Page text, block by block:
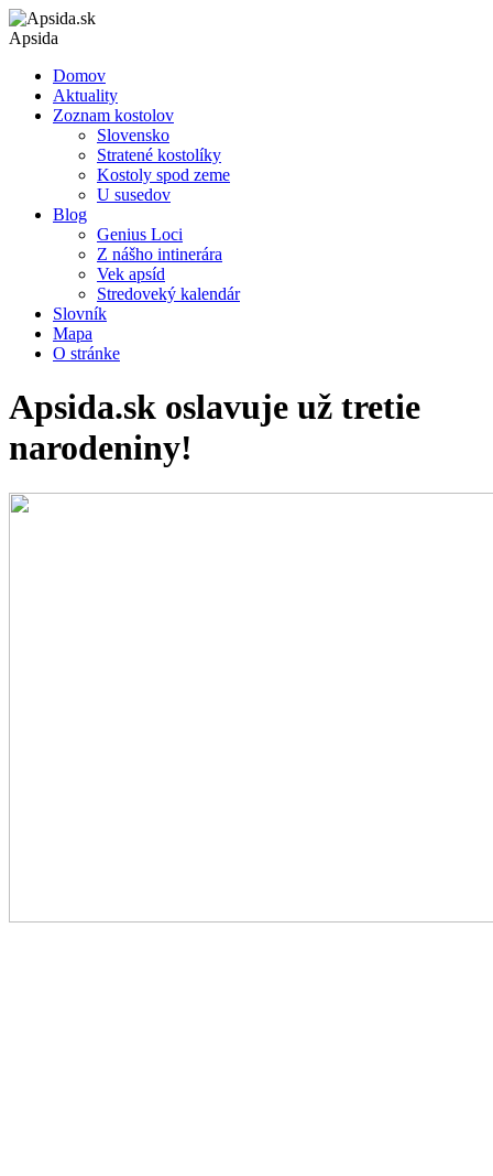
Apsida
Domov
Aktuality
Zoznam kostolov
Slovensko
Stratené kostolíky
Kostoly spod zeme
U susedov
Blog
Genius Loci
Z nášho intinerára
Vek apsíd
Stredoveký kalendár
Slovník
Mapa
O stránke
Apsida.sk oslavuje už tretie
narodeniny!